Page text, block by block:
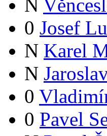
N
0 Josef
N Karel
N
0
0 Pavel